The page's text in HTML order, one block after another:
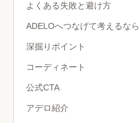
よくある失敗と避け方
ADELOへつなげて考えるなら
深掘りポイント
コーディネート
公式CTA
アデロ紹介